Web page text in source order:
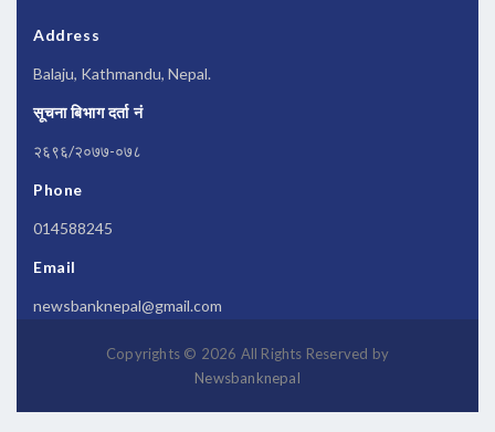
Address
Balaju, Kathmandu, Nepal.
सूचना बिभाग दर्ता नं
२६९६/२०७७-०७८
Phone
014588245
Email
newsbanknepal@gmail.com
Copyrights © 2026 All Rights Reserved by
Newsbanknepal